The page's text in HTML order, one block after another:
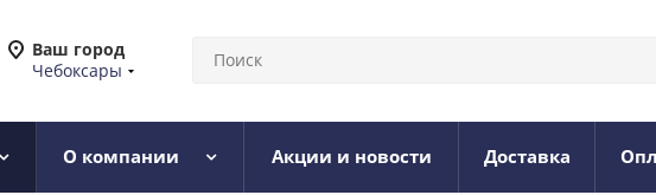
Ваш город
Чебоксары
О компании Акции и новости Доставка